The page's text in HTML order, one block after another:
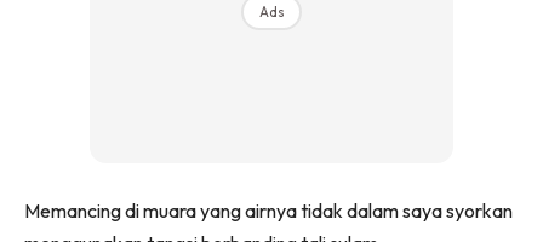
Ads
Memancing di muara yang airnya tidak dalam saya syorkan